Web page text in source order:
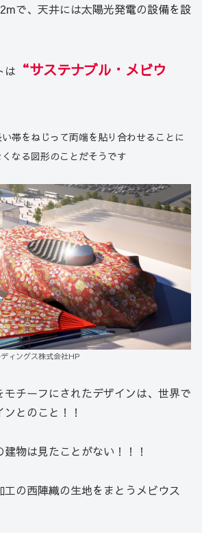
で、天井には太陽光発電の設備を設
は “サステナブル・メビウ
帯をねじって両端を貼り合わせることに
なる図形のことだそうです
ィングス株式会社HP
モチーフにされたデザインは、世界で
とのこと！！
物は見たことがない！！！
工の西陣織の生地をまとうメビウス